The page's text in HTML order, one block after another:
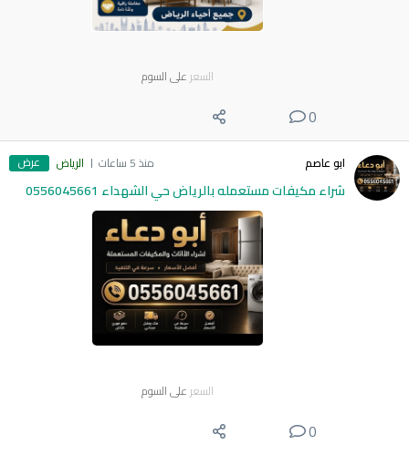
السعر على السوم
0
ابو عاصم منذ 5 ساعات الرياض عرض
شراء مكيفات مستعمله بالرياض حي الشهداء 0556045661
السعر على السوم
0